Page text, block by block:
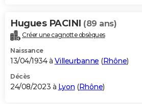
Hugues PACINI (89 ans)
Créer une cagnotte obsèques
Naissance
13/04/1934 à Villeurbanne (Rhône)
Décès
24/08/2023 à Lyon (Rhône)